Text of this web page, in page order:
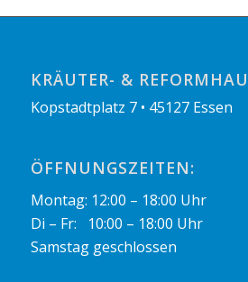
KRÄUTER- &
Kopstadtplatz 7 • 45127 Essen
ÖFFNUNGSZEITEN:
Montag: 12:00 – 18:00 Uhr
Di – Fr: 10:00 – 18:00 Uhr
Samstag geschlossen